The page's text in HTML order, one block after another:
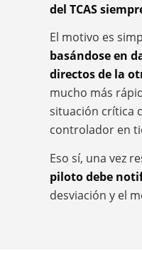
del TCAS
El motivo es
basándose en
directos de la
mucho más
situación crítica
controlador en
Eso sí, una vez
piloto debe
desviación y el